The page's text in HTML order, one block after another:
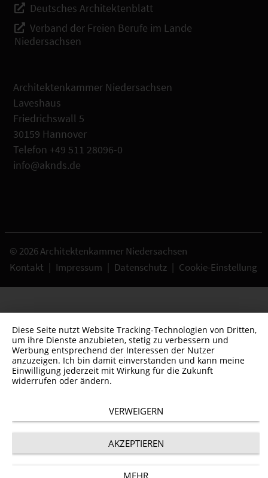
Deutsches Architektenblatt
Verband der Freien Berufe im Lande
Niedersachsen
Architektenkammer Niedersachsen
Laveshaus
Friedrichswall 5
30159 Hannover
Telefon +49 511 28096-0
info@aknds.de
© 2026 Architektenkammer Niedersachsen
Kontakt | Impressum | Datenschutz | Cookie-Einstellung
Diese Seite nutzt Website Tracking-Technologien von Dritten,
um ihre Dienste anzubieten, stetig zu verbessern und
Werbung entsprechend der Interessen der Nutzer
anzuzeigen. Ich bin damit einverstanden und kann meine
Einwilligung jederzeit mit Wirkung für die Zukunft
widerrufen oder ändern.
VERWEIGERN
AKZEPTIEREN
MEHR